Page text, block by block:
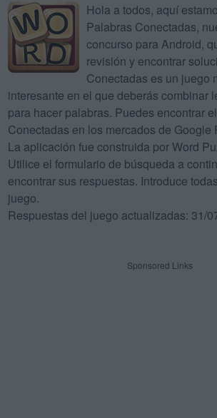
Hola a todos, aquí
Palabras Conectadas,
concurso para Android,
revisión y encontrar
Conectadas es un juego
interesante en el que deberás combinar
para hacer palabras. Puedes encontrar
Conectadas en los mercados de Google
La aplicación fue construida por Word
Utilice el formulario de búsqueda a
encontrar sus respuestas. Introduce
juego.
Respuestas del juego actualizadas: 31/
Sponsored Links